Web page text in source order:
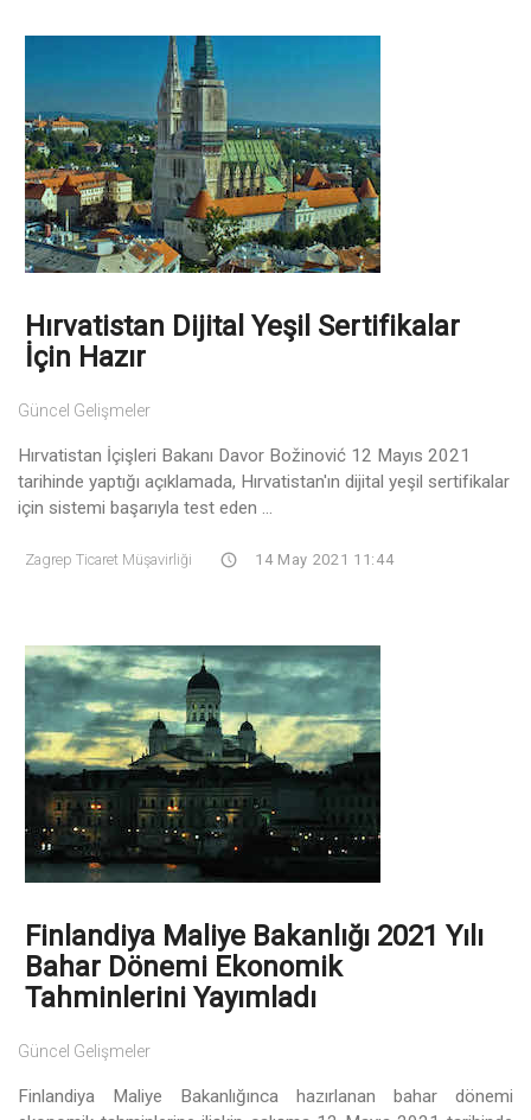
Hırvatistan Dijital Yeşil Sertifikalar
İçin Hazır
Güncel Gelişmeler
Hırvatistan İçişleri Bakanı Davor Božinović 12 Mayıs 2021
tarihinde yaptığı açıklamada, Hırvatistan'ın dijital yeşil sertifikalar
için sistemi başarıyla test eden ...
Zagrep Ticaret Müşavirliği 14 May 2021 11:44
Finlandiya Maliye Bakanlığı 2021 Yılı
Bahar Dönemi Ekonomik
Tahminlerini Yayımladı
Güncel Gelişmeler
Finlandiya Maliye Bakanlığınca hazırlanan bahar dönemi